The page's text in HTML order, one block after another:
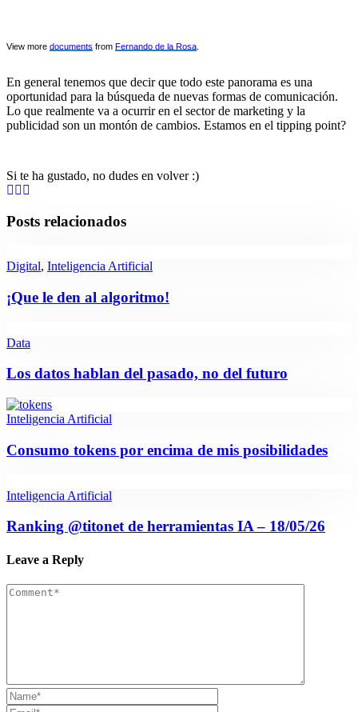
View more documents from Fernando de la Rosa
En general tenemos que decir que todo este panorama es una
oportunidad para la búsqueda de nuevas formas de comunicación.
Lo que realmente va a ocurrir en el sector de marketing y la
publicidad son un montón de cambios. Estamos en el tipping point?
Si te ha gustado, no dudes en volver :)
Posts relacionados
Digital, Inteligencia Artificial
¡Que le den al algoritmo!
Data
Los datos hablan del pasado, no del futuro
Inteligencia Artificial
Consumo tokens por encima de mis posibilidades
Inteligencia Artificial
Ranking @titonet de herramientas IA – 18/05/26
Leave a Reply